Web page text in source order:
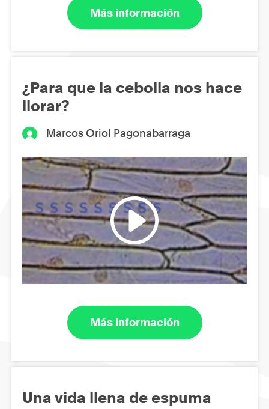
Más información
¿Para que la cebolla nos hace
llorar?
Marcos Oriol Pagonabarraga
Más información
Una vida llena de espuma